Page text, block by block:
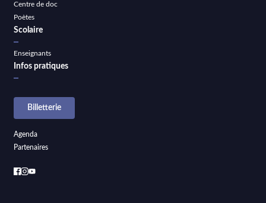
Centre de doc
Poètes
Scolaire
Enseignants
Infos pratiques
Billetterie
Agenda
Partenaires